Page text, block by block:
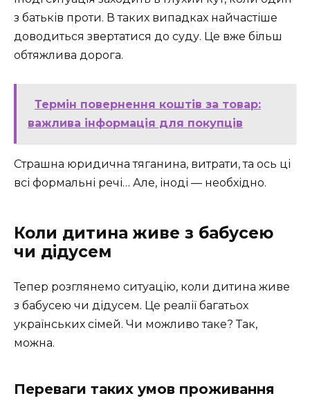
з батьків проти. В таких випадках найчастіше
доводиться звертатися до суду. Це вже більш
обтяжлива дорога.
Термін повернення коштів за товар:
важлива інформація для покупців
Страшна юридична тяганина, витрати, та ось ці
всі формальні речі… Але, іноді — необхідно.
Коли дитина живе з бабусею
чи дідусем
Тепер розглянемо ситуацію, коли дитина живе
з бабусею чи дідусем. Це реалії багатьох
українських сімей. Чи можливо таке? Так,
можна.
Переваги таких умов проживання